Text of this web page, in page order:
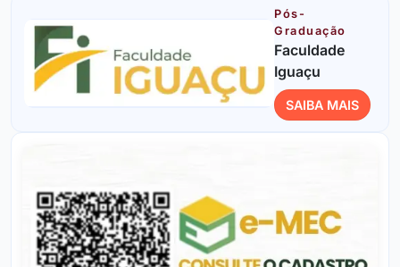
Pós-
Graduação
Faculdade
Iguaçu
SAIBA MAIS